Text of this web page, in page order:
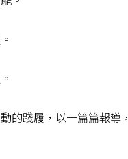
見柯文哲
容易犯的8種錯誤
叫罵嗆警「我又沒怎
的踐履，以一篇篇報導